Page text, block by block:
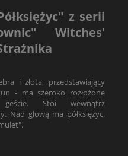
z serii
Witches'
i złota, przedstawiający
- ma szeroko rozłożone
Stoi wewnątrz
Nad głową ma półksiężyc.